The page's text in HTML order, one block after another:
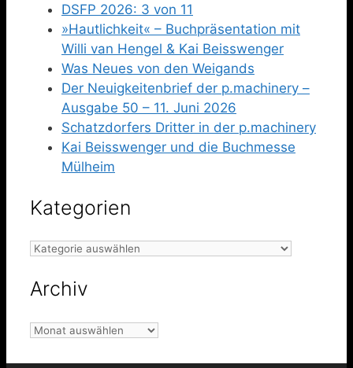
DSFP 2026: 3 von 11
»Hautlichkeit« – Buchpräsentation mit
Willi van Hengel & Kai Beisswenger
Was Neues von den Weigands
Der Neuigkeitenbrief der p.machinery –
Ausgabe 50 – 11. Juni 2026
Schatzdorfers Dritter in der p.machinery
Kai Beisswenger und die Buchmesse
Mülheim
Kategorien
Kategorien
Archiv
Archiv